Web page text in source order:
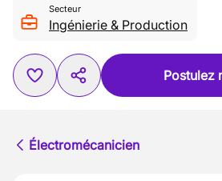
Secteur
Ingénierie & Production
Postulez
Électromécanicien